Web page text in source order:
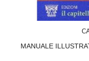
MANUALE